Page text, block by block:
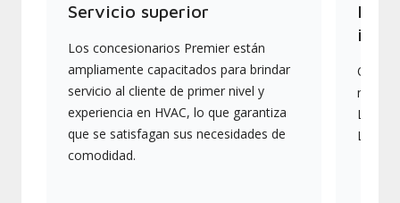
Servicio superior
Los concesionarios Premier están
ampliamente capacitados para brindar
servicio al cliente de primer nivel y
experiencia en HVAC, lo que garantiza
que se satisfagan sus necesidades de
comodidad.
más